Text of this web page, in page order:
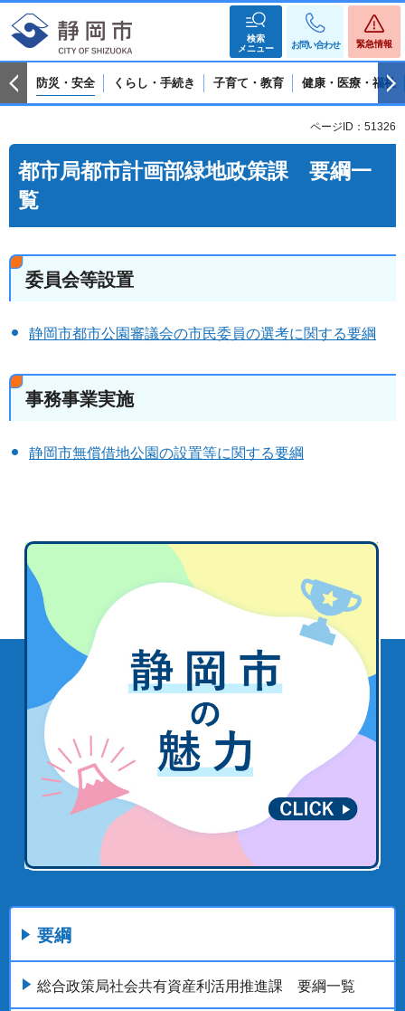
検索
メニュー
お問い合わせ 緊急情報
防災・安全 くらし・手続き 子育て・教育 健康・医療・福祉
ページID：51326
都市局都市計画部緑地政策課 要綱一
覧
委員会等設置
静岡市都市公園審議会の市民委員の選考に関する要綱
事務事業実施
静岡市無償借地公園の設置等に関する要綱
要綱
総合政策局社会共有資産利活用推進課 要綱一覧